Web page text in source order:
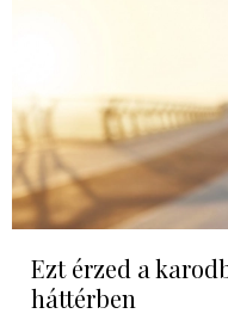
Ezt érzed a
háttérben